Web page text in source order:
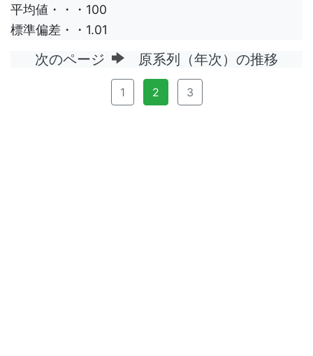
平均値・・・100
標準偏差・・1.01
次のページ 原系列（年次）の推移
1 2 3